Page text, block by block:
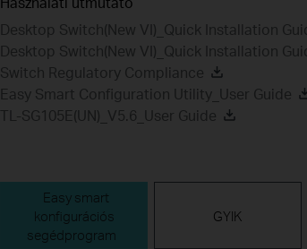
Desktop Switch(New VI)_Quick Installation
Desktop Switch(New VI)_Quick Installation
Switch Regulatory Compliance
Easy Smart Configuration Utility_User Guide
TL-SG105E(UN)_V5.6_User Guide
Easy smart
konfigurációs
segédprogram
GYIK